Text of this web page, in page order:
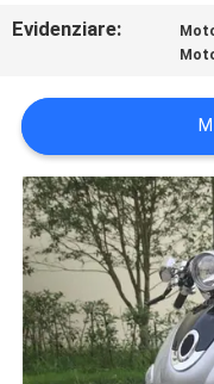
DEL
SITO
POLITICA
SULLA
PRIVACY
Evidenziare: